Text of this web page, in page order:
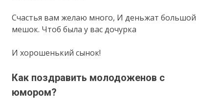
Счастья вам желаю много, И деньжат большой
мешок. Чтоб была у вас дочурка
И хорошенький сынок!
Как поздравить молодоженов с
юмором?